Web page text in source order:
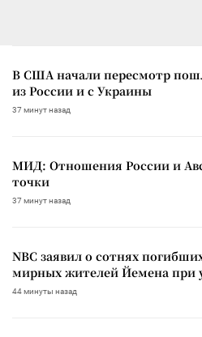
В США начали пересмотр
из России и с Украины
37 минут назад
МИД: Отношения России и
точки
37 минут назад
NBC заявил о сотнях
мирных жителей Йемена при
44 минуты назад